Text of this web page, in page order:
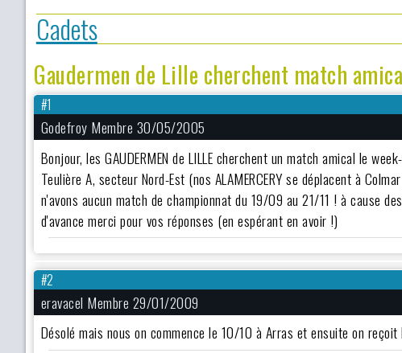
Cadets
Gaudermen de Lille cherchent match
#1
Godefroy Membre 30/05/2005
Bonjour, les GAUDERMEN de LILLE cherchent un match amical le
Teulière A, secteur Nord-Est (nos ALAMERCERY se déplacent à
n'avons aucun match de championnat du 19/09 au 21/11 ! à cause
d'avance merci pour vos réponses (en espérant en avoir !)
#2
eravacel Membre 29/01/2009
Désolé mais nous on commence le 10/10 à Arras et ensuite on